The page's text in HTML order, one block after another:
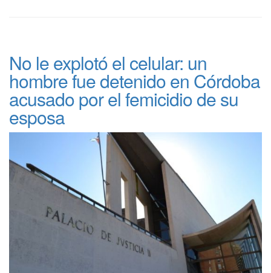
No le explotó el celular: un
hombre fue detenido en Córdoba
acusado por el femicidio de su
esposa